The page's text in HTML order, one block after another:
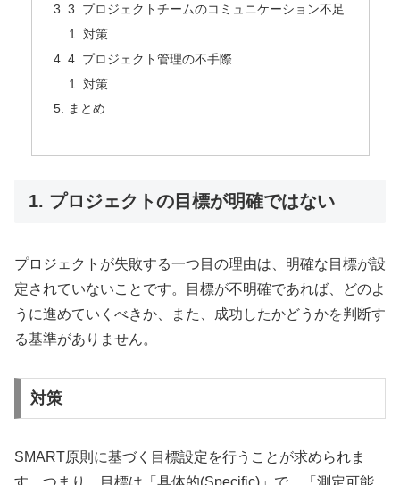
3. プロジェクトチームのコミュニケーション不足
対策
4. プロジェクト管理の不手際
対策
まとめ
1. プロジェクトの目標が明確ではない
プロジェクトが失敗する一つ目の理由は、明確な目標が設
定されていないことです。目標が不明確であれば、どのよ
うに進めていくべきか、また、成功したかどうかを判断す
る基準がありません。
対策
SMART原則に基づく目標設定を行うことが求められま
す。つまり、目標は「具体的(Specific)」で、「測定可能